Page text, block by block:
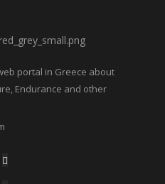
portal in Greece about
Endurance and other